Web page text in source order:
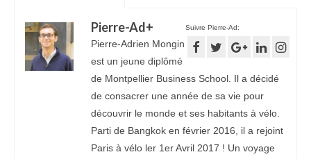
Suivre Pierre-Ad:
Pierre-Ad+
Pierre-Adrien Mongin
est un jeune diplômé
de Montpellier Business School. Il a décidé
de consacrer une année de sa vie pour
découvrir le monde et ses habitants à vélo.
Parti de Bangkok en février 2016, il a rejoint
Paris à vélo ler 1er Avril 2017 ! Un voyage